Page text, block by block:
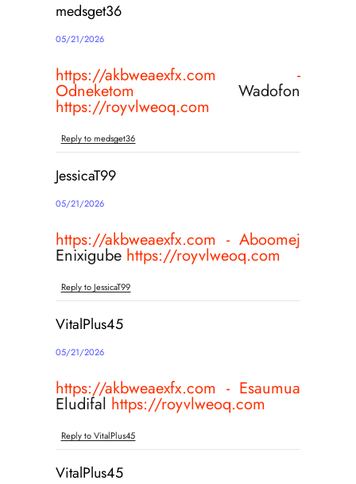
medsget36
05/21/2026
https://akbweaexfx.com -
Odneketom Wadofon
https://royvlweoq.com
Reply to medsget36
JessicaT99
05/21/2026
https://akbweaexfx.com - Aboomej
Enixigube https://royvlweoq.com
Reply to JessicaT99
VitalPlus45
05/21/2026
https://akbweaexfx.com - Esaumua
Eludifal https://royvlweoq.com
Reply to VitalPlus45
VitalPlus45